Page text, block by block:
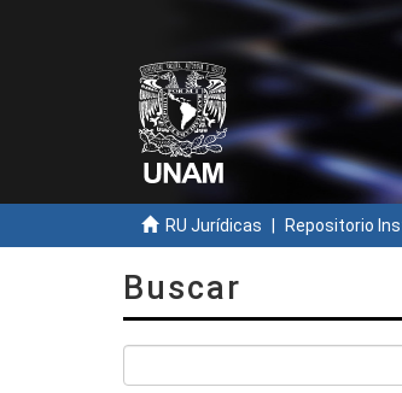
RU Jurídicas Repositorio
Buscar